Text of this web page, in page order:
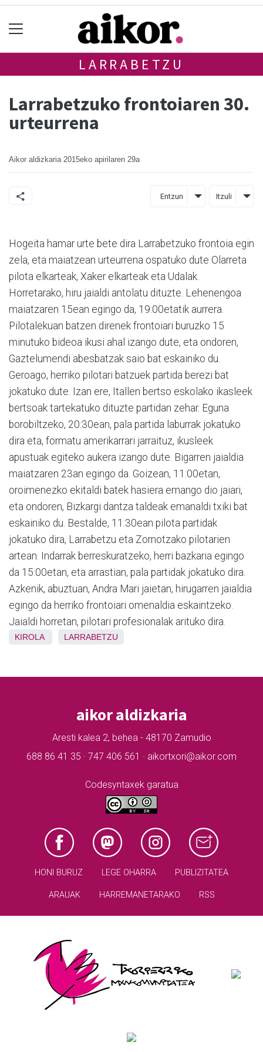
LARRABETZU
Larrabetzuko frontoiaren 30.
urteurrena
Aikor aldizkaria 2015eko apirilaren 29a
Entzun Itzuli
Hogeita hamar urte bete dira Larrabetzuko frontoia egin
zela, eta maiatzean urteurrena ospatuko dute Olarreta
pilota elkarteak, Xaker elkarteak eta Udalak.
Horretarako, hiru jaialdi antolatu dituzte. Lehenengoa
maiatzaren 15ean egingo da, 19:00etatik aurrera.
Pilotalekuan batzen direnek frontoiari buruzko 15
minutuko bideoa ikusi ahal izango dute, eta ondoren,
Gaztelumendi abesbatzak saio bat eskainiko du.
Geroago, herriko pilotari batzuek partida berezi bat
jokatuko dute. Izan ere, Itallen bertso eskolako ikasleek
bertsoak tartekatuko dituzte partidan zehar. Eguna
borobiltzeko, 20:30ean, pala partida laburrak jokatuko
dira eta, formatu amerikarrari jarraituz, ikusleek
apustuak egiteko aukera izango dute. Bigarren jaialdia
maiatzaren 23an egingo da. Goizean, 11:00etan,
oroimenezko ekitaldi batek hasiera emango dio jaiari,
eta ondoren, Bizkargi dantza taldeak emanaldi txiki bat
eskainiko du. Bestalde, 11:30ean pilota partidak
jokatuko dira, Larrabetzu eta Zornotzako pilotarien
artean. Indarrak berreskuratzeko, herri bazkaria egingo
da 15:00etan, eta arrastian, pala partidak jokatuko dira.
Azkenik, abuztuan, Andra Mari jaietan, hirugarren jaialdia
egingo da herriko frontoiari omenaldia eskaintzeko.
Jaialdi horretan, pilotari profesionalak arituko dira.
KIROLA LARRABETZU
aikor aldizkaria
Aresti kalea 2, behea - 48170 Zamudio
688 86 41 35 · 747 406 561 · aikortxori@aikor.com
Codesyntaxek garatua
HONI BURUZ LEGE OHARRA PUBLIZITATEA
ARAUAK HARREMANETARAKO RSS